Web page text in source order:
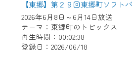
【東郷】第２９回東郷町ソフト
2026年6月8日～6月14日放送
テーマ：東郷町のトピックス
再生時間：00:02:38
登録日：2026/06/18
※マイページへのログイン
要となります。
※MyIDとは、CCNet Web
各種サービスをご利用頂く